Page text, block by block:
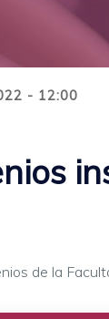
- 12:00
de la